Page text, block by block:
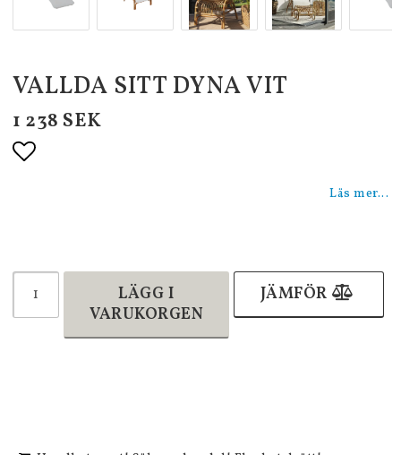
VALLDA SITT DYNA VIT
1 238 SEK
Läs mer...
LÄGG I
VARUKORGEN
JÄMFÖR